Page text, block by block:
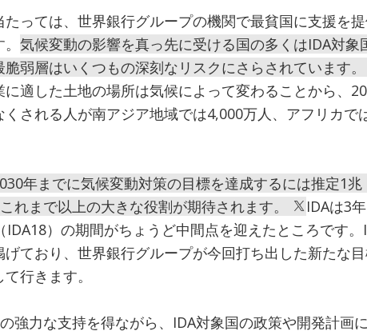
っては、世界銀行グループの機関で最貧国に支援を
気候変動の影響を真っ先に受ける国の多くはIDA対象
弱層はいくつもの深刻なリスクにさらされています。
適した土地の場所は気候によって変わることから、
される人が南アジア地域では4,000万人、アフリカで
年までに気候変動対策の目標を達成するには推定1
れまで以上の大きな役割が期待されます。
IDAは3
IDA18）の期間がちょうど中間点を迎えたところです
ており、世界銀行グループが今回打ち出した新たな
行きます。
強力な支持を得ながら、IDA対象国の政策や開発計画